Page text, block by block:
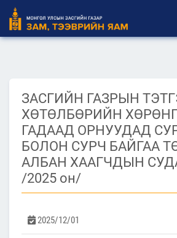
ЗАСГИЙН ГАЗРЫН
ХӨТӨЛБӨРИЙН
ГАДААД ОРНУУДАД
БОЛОН СУРЧ БАЙГАА
АЛБАН ХААГЧДЫН
/2025 он/
2025/12/01